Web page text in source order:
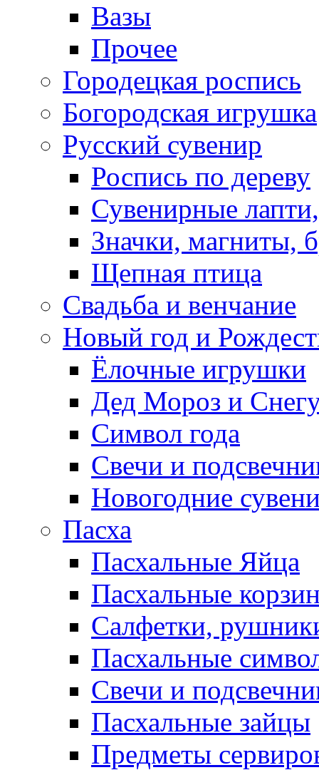
Вазы
Прочее
Городецкая роспись
Богородская игрушка
Русский сувенир
Роспись по дереву
Сувенирные
Значки, магниты,
Щепная птица
Свадьба и венчание
Новый год и
Ёлочные игрушки
Дед Мороз и
Символ года
Свечи и
Новогодние
Пасха
Пасхальные Яйца
Пасхальные
Салфетки,
Пасхальные
Свечи и
Пасхальные зайцы
Предметы